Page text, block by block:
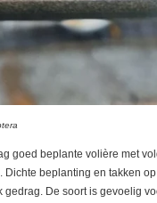
goed beplante volière met
Dichte beplanting en takken
gedrag. De soort is gevoelig